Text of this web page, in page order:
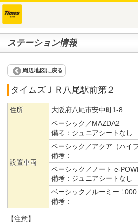
ステーション情報
周辺地図に戻る
タイムズＪＲ八尾駅前第２
住所 大阪府八尾市安中町1-8
設置車両
ベーシック／MAZDA2
備考： ジュニアシートなし
ベーシック／アクア（ハイ
備考：
ベーシック／ノート e-
備考： ジュニアシートなし
ベーシック／ルーミー 1000
備考：
【注意】